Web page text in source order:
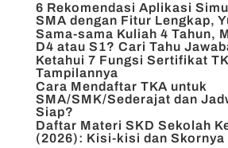
6 Rekomendasi Aplikasi
SMA dengan Fitur Lengkap,
Sama-sama Kuliah 4 Tahun,
D4 atau S1? Cari Tahu
Ketahui 7 Fungsi Sertifikat
Tampilannya
Cara Mendaftar TKA untuk
SMA/SMK/Sederajat dan
Siap?
Daftar Materi SKD Sekolah
(2026): Kisi-kisi dan Skornya